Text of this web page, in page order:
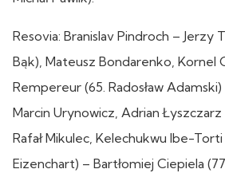
Resovia: Branislav Pindroch – Jerzy
Bąk), Mateusz Bondarenko, Kornel
Rempereur (65. Radosław Adamski)
Marcin Urynowicz, Adrian Łyszczarz
Rafał Mikulec, Kelechukwu Ibe-Torti
Eizenchart) – Bartłomiej Ciepiela